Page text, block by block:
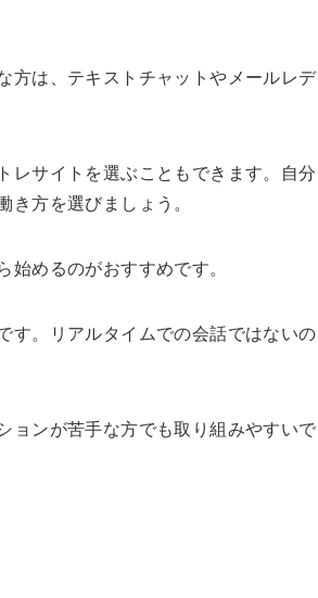
方は、テキストチャットやメールレデ
レサイトを選ぶこともできます。自分
方を選びましょう。
めるのがおすすめです。
す。リアルタイムでの会話ではないの
ョンが苦手な方でも取り組みやすいで